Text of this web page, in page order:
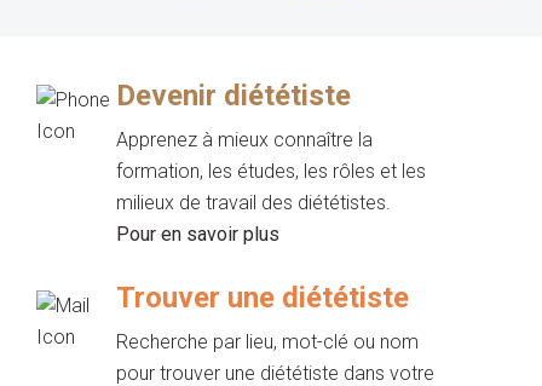
Devenir diététiste
Apprenez à mieux connaître la
formation, les études, les rôles et les
milieux de travail des diététistes.
Pour en savoir plus
Trouver une diététiste
Recherche par lieu, mot-clé ou nom
pour trouver une diététiste dans votre